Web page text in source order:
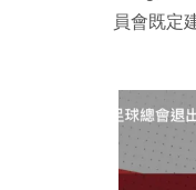
員會既定